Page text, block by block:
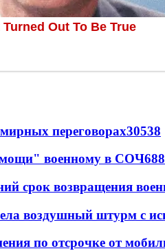
переговорах30538
военному в СОЧ
срок возвращения
воздушный штурм с
по отсрочке от